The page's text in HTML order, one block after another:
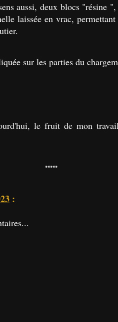
aussi, deux blocs "résine
laissée en vrac,
sur les parties du
le fruit de mon
*****
: